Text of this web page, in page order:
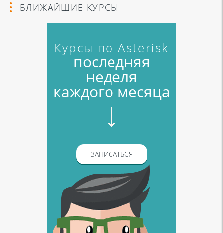
БЛИЖАЙШИЕ КУРСЫ
Курсы по Asterisk
последняя
неделя
каждого месяца
ЗАПИСАТЬСЯ